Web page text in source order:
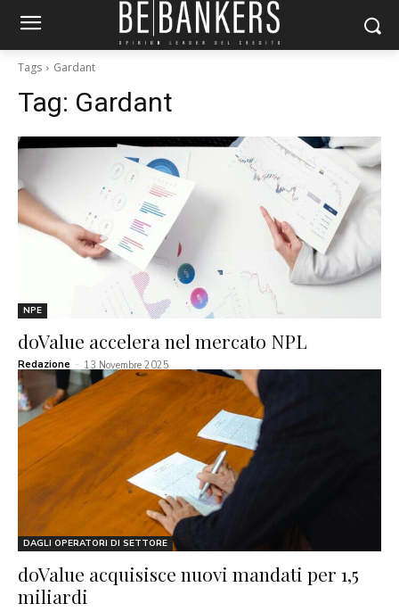
Tags Gardant
Tag: Gardant
NPE
doValue accelera nel mercato NPL
Redazione - 13 Novembre 2025
DAGLI OPERATORI DI SETTORE
doValue acquisisce nuovi mandati per 1,5
miliardi